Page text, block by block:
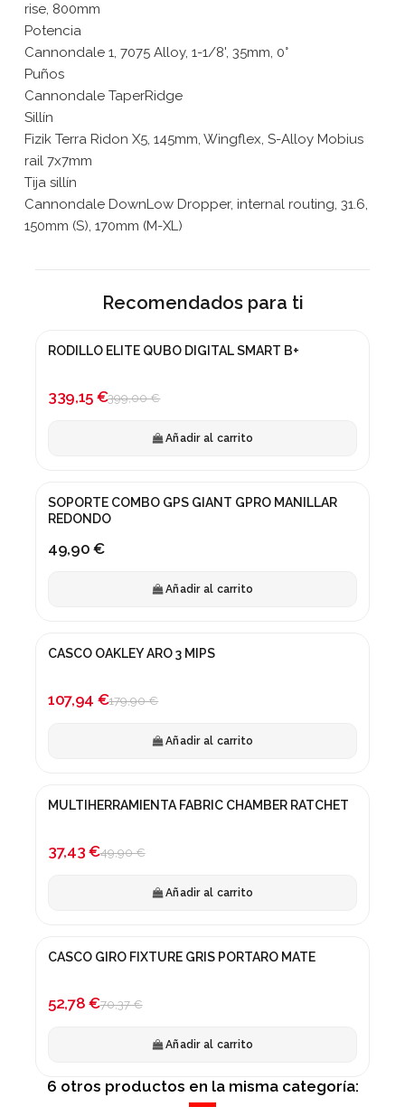
rise, 800mm
Potencia
Cannondale 1, 7075 Alloy, 1-1/8', 35mm, 0°
Puños
Cannondale TaperRidge
Sillín
Fizik Terra Ridon X5, 145mm, Wingflex, S-Alloy Mobius
rail 7x7mm
Tija sillín
Cannondale DownLow Dropper, internal routing, 31.6,
150mm (S), 170mm (M-XL)
Recomendados para ti
¡En oferta!
RODILLO ELITE QUBO DIGITAL SMART B+
339,15 €399,00 €
Añadir al carrito
SOPORTE COMBO GPS GIANT GPRO MANILLAR
REDONDO
49,90 €
Añadir al carrito
¡En oferta!
CASCO OAKLEY ARO 3 MIPS
107,94 €179,90 €
Añadir al carrito
¡En oferta!
MULTIHERRAMIENTA FABRIC CHAMBER RATCHET
37,43 €49,90 €
Añadir al carrito
¡En oferta!
CASCO GIRO FIXTURE GRIS PORTARO MATE
52,78 €70,37 €
Añadir al carrito
6 otros productos en la misma categoría: